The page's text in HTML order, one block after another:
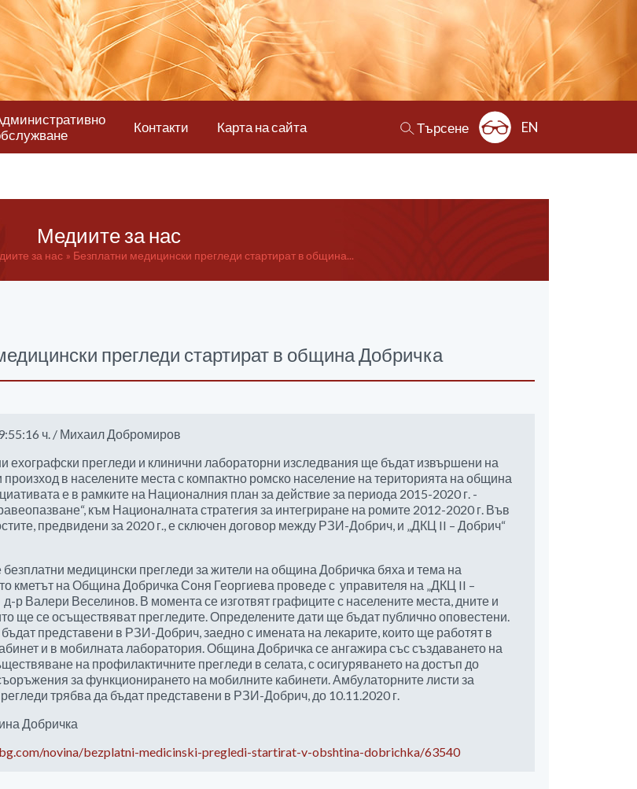
Контакти Карта на сайта Търсене EN
Медиите за нас
за нас Безплатни медицински прегледи стартират в община...
прегледи стартират в община Добричка
ч. / Михаил Добромиров
ехографски прегледи и клинични лабораторни изследвания ще бъдат извършени на
произход в населените места с компактно ромско население на територията на община
е в рамките на Националния план за действие за периода 2015-2020 г. -
към Националната стратегия за интегриране на ромите 2012-2020 г. Във
предвидени за 2020 г., е сключен договор между РЗИ-Добрич, и „ДКЦ II – Добрич“
медицински прегледи за жители на община Добричка бяха и тема на
кметът на Община Добричка Соня Георгиева проведе с управителя на „ДКЦ II –
р Валери Веселинов. В момента се изготвят графиците с населените места, дните и
ще се осъществяват прегледите. Определените дати ще бъдат публично оповестени.
представени в РЗИ-Добрич, заедно с имената на лекарите, които ще работят в
и в мобилната лаборатория. Община Добричка се ангажира със създаването на
на профилактичните прегледи в селата, с осигуряването на достъп до
за функционирането на мобилните кабинети. Амбулаторните листи за
трябва да бъдат представени в РЗИ-Добрич, до 10.11.2020 г.
Добричка
novina/bezplatni-medicinski-pregledi-startirat-v-obshtina-dobrichka/63540